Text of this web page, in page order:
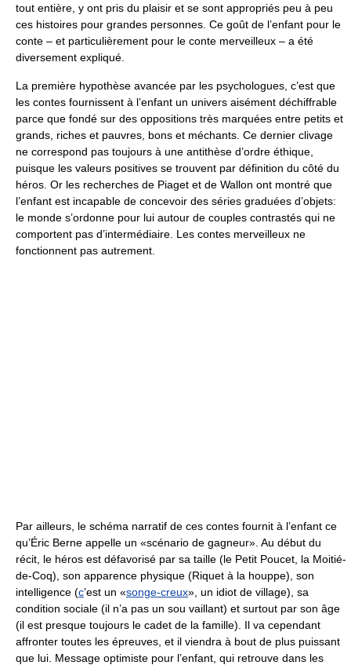
tout entière, y ont pris du plaisir et se sont appropriés peu à peu
ces histoires pour grandes personnes. Ce goût de l’enfant pour le
conte – et particulièrement pour le conte merveilleux – a été
diversement expliqué.
La première hypothèse avancée par les psychologues, c’est que
les contes fournissent à l’enfant un univers aisément déchiffrable
parce que fondé sur des oppositions très marquées entre petits et
grands, riches et pauvres, bons et méchants. Ce dernier clivage
ne correspond pas toujours à une antithèse d’ordre éthique,
puisque les valeurs positives se trouvent par définition du côté du
héros. Or les recherches de Piaget et de Wallon ont montré que
l’enfant est incapable de concevoir des séries graduées d’objets:
le monde s’ordonne pour lui autour de couples contrastés qui ne
comportent pas d’intermédiaire. Les contes merveilleux ne
fonctionnent pas autrement.
Par ailleurs, le schéma narratif de ces contes fournit à l’enfant ce
qu’Éric Berne appelle un «scénario de gagneur». Au début du
récit, le héros est défavorisé par sa taille (le Petit Poucet, la Moitié-
de-Coq), son apparence physique (Riquet à la houppe), son
intelligence (c’est un «songe-creux», un idiot de village), sa
condition sociale (il n’a pas un sou vaillant) et surtout par son âge
(il est presque toujours le cadet de la famille). Il va cependant
affronter toutes les épreuves, et il viendra à bout de plus puissant
que lui. Message optimiste pour l’enfant, qui retrouve dans les